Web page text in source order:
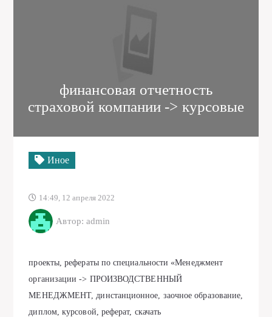
финансовая отчетность
страховой компании -> курсовые
Иное
14:49, 12 апреля 2022
Автор: admin
проекты, рефераты по специальности «Менеджмент
организации -> ПРОИЗВОДСТВЕННЫЙ
МЕНЕДЖМЕНТ, динстанционное, заочное образование,
диплом, курсовой, реферат, скачать